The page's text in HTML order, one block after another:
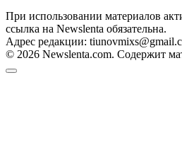
При использовании материалов
ссылка на Newslenta обязательна.
Адрес редакции:
© 2026 Newslenta.com. Содержит